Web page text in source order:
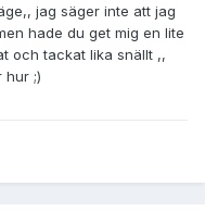
jag säger inte att jag
hade du get mig en lite
och tackat lika snällt ,,
hur ;)